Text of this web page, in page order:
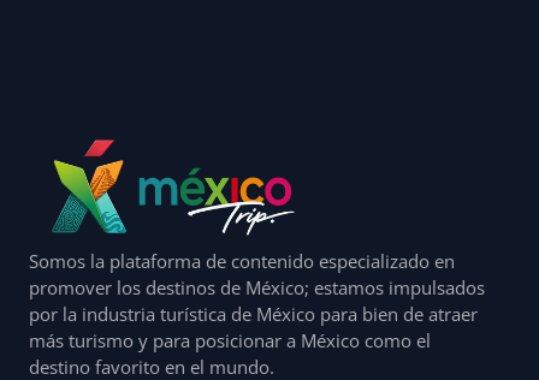
Somos la plataforma de contenido especializado en
promover los destinos de México; estamos impulsados
por la industria turística de México para bien de atraer
más turismo y para posicionar a México como el
destino favorito en el mundo.